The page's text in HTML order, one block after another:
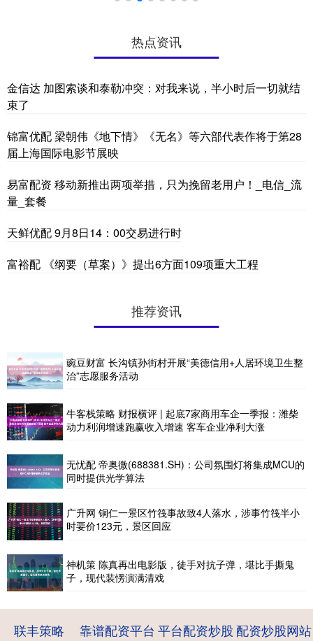
热点资讯
金信达 加图索谈和泰勒冲突：对我来说，半小时后一切就结
束了
锦富优配 梁朝伟《地下情》《无名》等六部代表作将于第28
届上海国际电影节展映
易富配资 移动新推出两项举措，只为挽留老用户！_电信_流
量_套餐
天鲜优配 9月8日14：00交易进行时
富裕配 《纲要（草案）》提出6方面109项重大工程
推荐资讯
豌豆财富 长沟镇孙街村开展“美德信用+人居环境卫生整
治”志愿服务活动
牛客栈策略 财报横评 | 起底7家商用车企一季报：潍柴
动力利润增速跑赢收入增速 客车企业净利大涨
无忧配 帝奥微(688381.SH)：公司氛围灯将集成MCU的
同时提供光学算法
广升网 铜仁一景区竹筏事故致4人落水，涉事竹筏半小
时要价123元，景区回应
神机策 陈真再出电影版，徒手对抗子弹，堪比手撕鬼
子，现代装愣演满清戏
联丰策略 靠谱配资平台 平台配资炒股配资炒股网站